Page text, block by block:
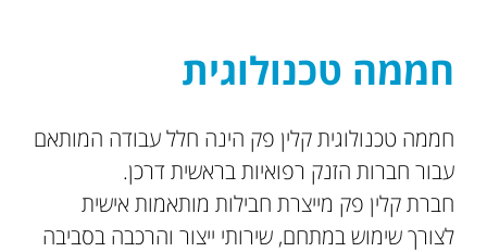
חממה טכנולוגית
חממה טכנולוגית קלין פק הינה חלל עבודה המותאם
עבור חברות הזנק רפואיות בראשית דרכן.
חברת קלין פק מייצרת חבילות מותאמות אישית
לצורך שימוש במתחם, שירותי ייצור והרכבה בסביבה